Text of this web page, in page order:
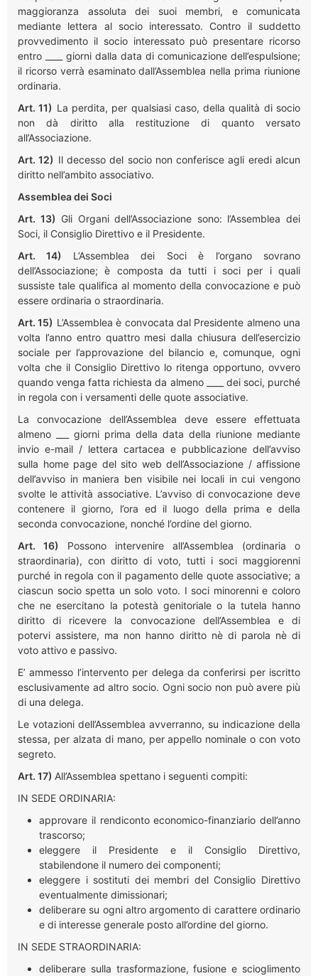
maggioranza assoluta dei suoi membri, e comunicata
mediante lettera al socio interessato. Contro il suddetto
provvedimento il socio interessato può presentare ricorso
entro ____ giorni dalla data di comunicazione dell’espulsione;
il ricorso verrà esaminato dall’Assemblea nella prima riunione
ordinaria.
Art. 11) La perdita, per qualsiasi caso, della qualità di socio
non dà diritto alla restituzione di quanto versato
all’Associazione.
Art. 12) Il decesso del socio non conferisce agli eredi alcun
diritto nell’ambito associativo.
Assemblea dei Soci
Art. 13) Gli Organi dell’Associazione sono: l’Assemblea dei
Soci, il Consiglio Direttivo e il Presidente.
Art. 14) L’Assemblea dei Soci è l’organo sovrano
dell’Associazione; è composta da tutti i soci per i quali
sussiste tale qualifica al momento della convocazione e può
essere ordinaria o straordinaria.
Art. 15) L’Assemblea è convocata dal Presidente almeno una
volta l’anno entro quattro mesi dalla chiusura dell’esercizio
sociale per l’approvazione del bilancio e, comunque, ogni
volta che il Consiglio Direttivo lo ritenga opportuno, ovvero
quando venga fatta richiesta da almeno ____ dei soci, purché
in regola con i versamenti delle quote associative.
La convocazione dell’Assemblea deve essere effettuata
almeno ___ giorni prima della data della riunione mediante
invio e-mail / lettera cartacea e pubblicazione dell’avviso
sulla home page del sito web dell’Associazione / affissione
dell’avviso in maniera ben visibile nei locali in cui vengono
svolte le attività associative. L’avviso di convocazione deve
contenere il giorno, l’ora ed il luogo della prima e della
seconda convocazione, nonché l’ordine del giorno.
Art. 16)
Possono intervenire all’Assemblea (ordinaria o
straordinaria), con diritto di voto, tutti i soci maggiorenni
purché in regola con il pagamento delle quote associative; a
ciascun socio spetta un solo voto. I soci minorenni e coloro
che ne esercitano la potestà genitoriale o la tutela hanno
diritto di ricevere la convocazione dell’Assemblea e di
potervi assistere, ma non hanno diritto nè di parola nè di
voto attivo e passivo.
E’ ammesso l’intervento per delega da conferirsi per iscritto
esclusivamente ad altro socio. Ogni socio non può avere più
di una delega.
Le votazioni dell’Assemblea avverranno, su indicazione della
stessa, per alzata di mano, per appello nominale o con voto
segreto.
Art. 17) All’Assemblea spettano i seguenti compiti:
IN SEDE ORDINARIA:
approvare il rendiconto economico-finanziario dell’anno
trascorso;
eleggere il Presidente e il Consiglio Direttivo,
stabilendone il numero dei componenti;
eleggere i sostituti dei membri del Consiglio Direttivo
eventualmente dimissionari;
deliberare su ogni altro argomento di carattere ordinario
e di interesse generale posto all’ordine del giorno.
IN SEDE STRAORDINARIA:
deliberare sulla trasformazione, fusione e scioglimento